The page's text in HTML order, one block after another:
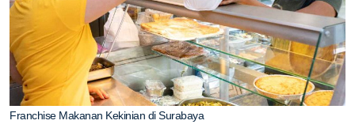
Franchise Makanan Kekinian di Surabaya